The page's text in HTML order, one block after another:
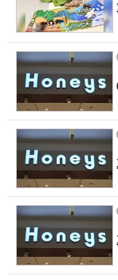
エネルギーの専
建設×テクノロジ
ちょっと気にな